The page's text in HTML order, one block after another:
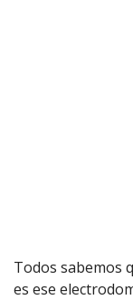
Todos sabemos
es ese